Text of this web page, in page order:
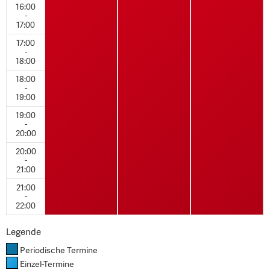
16:00
-
17:00
17:00
-
18:00
18:00
-
19:00
19:00
-
20:00
20:00
-
21:00
21:00
-
22:00
Legende
Periodische Termine
Einzel-Termine